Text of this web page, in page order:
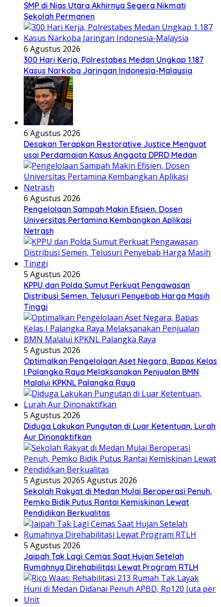
SMP di Nias Utara Akhirnya Segera Nikmati
Sekolah Permanen
6 Agustus 2026
300 Hari Kerja, Polrestabes Medan Ungkap 1.187
Kasus Narkoba Jaringan Indonesia-Malaysia
6 Agustus 2026
Desakan Terapkan Restorative Justice Menguat
usai Perdamaian Kasus Anggota DPRD Medan
6 Agustus 2026
Pengelolaan Sampah Makin Efisien, Dosen
Universitas Pertamina Kembangkan Aplikasi
Netrash
5 Agustus 2026
KPPU dan Polda Sumut Perkuat Pengawasan
Distribusi Semen, Telusuri Penyebab Harga Masih
Tinggi
5 Agustus 2026
Optimalkan Pengelolaan Aset Negara, Bapas Kelas
I Palangka Raya Melaksanakan Penjualan BMN
Malalui KPKNL Palangka Raya
5 Agustus 2026
Diduga Lakukan Pungutan di Luar Ketentuan, Lurah
Aur Dinonaktifkan
5 Agustus 20265 Agustus 2026
Sekolah Rakyat di Medan Mulai Beroperasi Penuh,
Pemko Bidik Putus Rantai Kemiskinan Lewat
Pendidikan Berkualitas
5 Agustus 2026
Jaipah Tak Lagi Cemas Saat Hujan Setelah
Rumahnya Direhabilitasi Lewat Program RTLH